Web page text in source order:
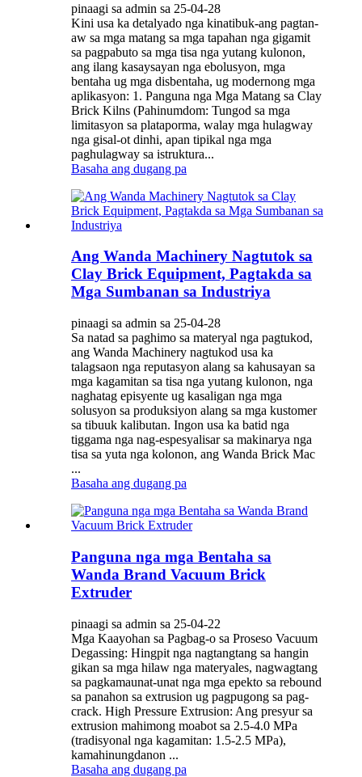
pinaagi sa admin sa 25-04-28
Kini usa ka detalyado nga kinatibuk-ang pagtan-
aw sa mga matang sa mga tapahan nga gigamit
sa pagpabuto sa mga tisa nga yutang kulonon,
ang ilang kasaysayan nga ebolusyon, mga
bentaha ug mga disbentaha, ug modernong mga
aplikasyon: 1. Panguna nga Mga Matang sa Clay
Brick Kilns (Pahinumdom: Tungod sa mga
limitasyon sa plataporma, walay mga hulagway
nga gisal-ot dinhi, apan tipikal nga mga
paghulagway sa istruktura...
Basaha ang dugang pa
Ang Wanda Machinery Nagtutok sa
Clay Brick Equipment, Pagtakda sa
Mga Sumbanan sa Industriya
pinaagi sa admin sa 25-04-28
Sa natad sa paghimo sa materyal nga pagtukod,
ang Wanda Machinery nagtukod usa ka
talagsaon nga reputasyon alang sa kahusayan sa
mga kagamitan sa tisa nga yutang kulonon, nga
naghatag episyente ug kasaligan nga mga
solusyon sa produksiyon alang sa mga kustomer
sa tibuuk kalibutan. Ingon usa ka batid nga
tiggama nga nag-espesyalisar sa makinarya nga
tisa sa yuta nga kolonon, ang Wanda Brick Mac
...
Basaha ang dugang pa
Panguna nga mga Bentaha sa
Wanda Brand Vacuum Brick
Extruder
pinaagi sa admin sa 25-04-22
Mga Kaayohan sa Pagbag-o sa Proseso Vacuum
Degassing: Hingpit nga nagtangtang sa hangin
gikan sa mga hilaw nga materyales, nagwagtang
sa pagkamaunat-unat nga mga epekto sa rebound
sa panahon sa extrusion ug pagpugong sa pag-
crack. High Pressure Extrusion: Ang presyur sa
extrusion mahimong moabot sa 2.5-4.0 MPa
(tradisyonal nga kagamitan: 1.5-2.5 MPa),
kamahinungdanon ...
Basaha ang dugang pa